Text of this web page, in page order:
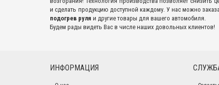
и сделать продукцию доступной каждому. У нас можно
подогрев руля и другие товары для вашего автомобиля.
Будем рады видеть Вас в числе наших довольных клиентов!
ИНФОРМАЦИЯ